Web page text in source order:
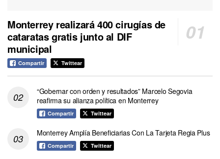
Monterrey realizará 400 cirugías de
cataratas gratis junto al DIF
municipal
Compartir Twittear
“Gobernar con orden y resultados” Marcelo Segovia
reafirma su alianza política en Monterrey
Compartir Twittear
Monterrey Amplía Beneficiarias Con La Tarjeta Regia Plus
Compartir Twittear